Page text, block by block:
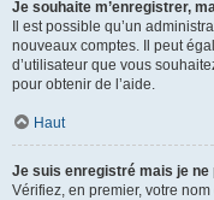
Je souhaite m’enregistrer,
Il est possible qu’un
nouveaux comptes. Il peut
d’utilisateur que vous
pour obtenir de l’aide.
Haut
Je suis enregistré mais je
Vérifiez, en premier, votre